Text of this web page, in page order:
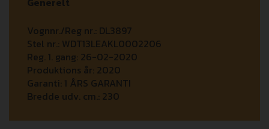
Vognnr./Reg nr.: DL3897
Stel nr.: WDT13LEAKL0002206
Reg. 1. gang: 26-02-2020
Produktions år: 2020
Garanti: 1 ÅRS GARANTI
Bredde udv. cm.: 230